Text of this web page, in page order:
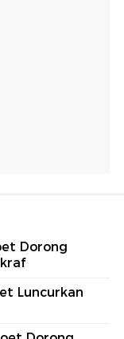
Dorong
Luncurkan